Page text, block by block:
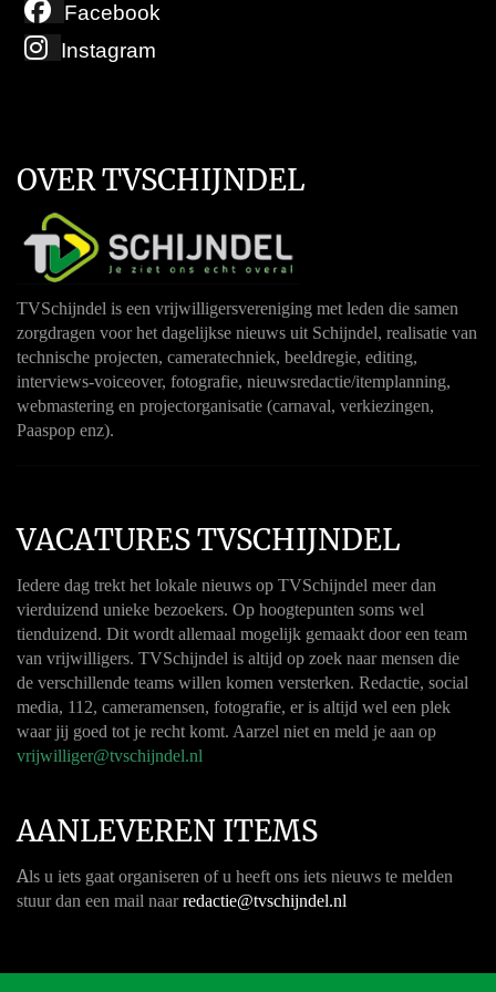
Facebook
Instagram
OVER TVSCHIJNDEL
TVSchijndel is een vrijwilligersvereniging met leden die samen
zorgdragen voor het dagelijkse nieuws uit Schijndel, realisatie van
technische projecten, cameratechniek, beeldregie, editing,
interviews-voiceover, fotografie, nieuwsredactie/itemplanning,
webmastering en projectorganisatie (carnaval, verkiezingen,
Paaspop enz).
VACATURES TVSCHIJNDEL
Iedere dag trekt het lokale nieuws op TVSchijndel meer dan
vierduizend unieke bezoekers. Op hoogtepunten soms wel
tienduizend. Dit wordt allemaal mogelijk gemaakt door een team
van vrijwilligers. TVSchijndel is altijd op zoek naar mensen die
de verschillende teams willen komen versterken. Redactie, social
media, 112, cameramensen, fotografie, er is altijd wel een plek
waar jij goed tot je recht komt. Aarzel niet en meld je aan op
vrijwilliger@tvschijndel.nl
AANLEVEREN ITEMS
Als u iets gaat organiseren of u heeft ons iets nieuws te melden
stuur dan een mail naar redactie@tvschijndel.nl